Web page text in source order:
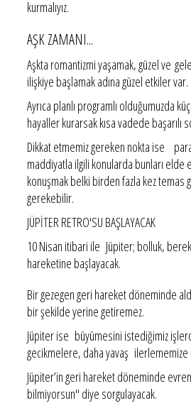
kurmalıyız.
AŞK ZAMANI...
Aşkta romantizmi yaşamak, güzel ve
ilişkiye başlamak adına güzel etkiler var.
Ayrıca planlı programlı olduğumuzda
hayaller kurarsak kısa vadede başarılı
Dikkat etmemiz gereken nokta ise
maddiyatla ilgili konularda bunları elde
konuşmak belki birden fazla kez temas
gerekebilir.
JÜPİTER RETRO'SU BAŞLAYACAK
10 Nisan itibari ile Jüpiter; bolluk,
hareketine başlayacak.
Bir gezegen geri hareket döneminde
bir şekilde yerine getiremez.
Jüpiter ise büyümesini istediğimiz
gecikmelere, daha yavaş ilerlememize
Jüpiter’in geri hareket döneminde
bilmiyorsun" diye sorgulayacak.